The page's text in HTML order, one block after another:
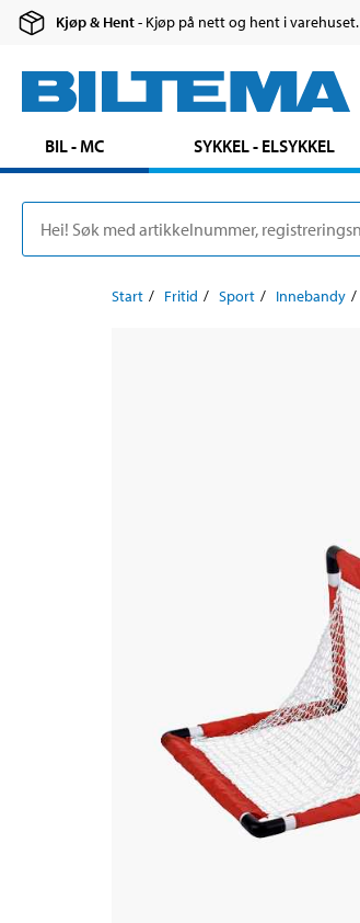
Kjøp & Hent- Kjøp på nett og hent i varehuset.
BIL - MC SYKKEL - ELSYKKEL
Start Fritid Sport Innebandy